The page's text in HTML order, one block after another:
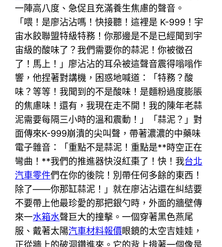
一陣高八度、急促且充滿養生焦慮的聲音。
「喂！是廖沾沾嗎！快接聽！這裡是 K-999！宇
宙水餃聯盟特級特務！你那邊是不是已經聞到宇
宙級的酸味了？我們需要你的蒜泥！你被徵召
了！馬上！」廖沾沾的耳朵被這聲音震得嗡嗡作
響，他捏著對講機，困惑地喊道：「特務？酸
味？等等！我聞到的不是酸味！是麵粉過度膨脹
的焦慮味！還有，我現在走不開！我的陳年老蒜
泥需要每隔三小時的溫和震動！」「蒜泥？」對
面傳來K-999崩潰的尖叫聲，帶著濃濃的中藥味
電子雜音：「重點不是蒜泥！重點是**時空正在
彎曲！**我們的推進器快沒紅棗了！快！我台北
汽車零件們在你的後院！別帶任何多餘的東西！
除了——你那缸蒜泥！」就在廖沾沾還在糾結要
不要帶上他最珍愛的那把銀勺時，外面的牆壁傳
來一水箱水聲巨大的撞擊。一個穿著黑色燕尾
服、戴著太陽汽車材料報價眼鏡的太空吉娃娃，
正從牆上的破洞鑽進來。它的背上揹著一個像是